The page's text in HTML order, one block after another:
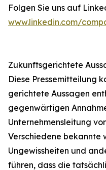
Folgen Sie uns auf
www.linkedin.com/
Zukunftsgerichtete
Diese Pressemitteilung
gerichtete Aussagen
gegenwärtigen
Unternehmensleitung
Verschiedene bekannte
Ungewissheiten und
führen, dass die